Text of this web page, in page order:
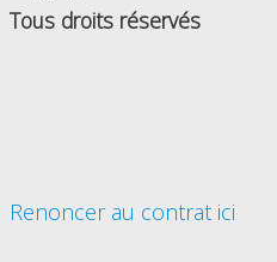
Tous droits réservés
Renoncer au contrat ici